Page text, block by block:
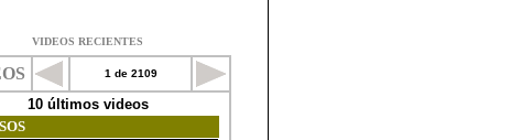
VIDEOS RECIENTES